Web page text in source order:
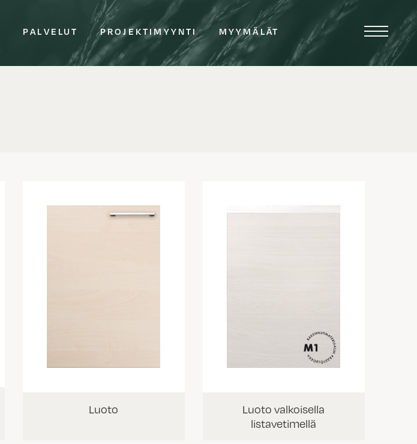
PALVELUT PROJEKTIMYYNTI MYYMÄLÄT
Luoto
Luoto valkoisella
listavetimellä